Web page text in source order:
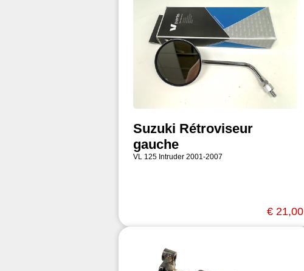
Suzuki Rétroviseur
gauche
VL 125 Intruder 2001-2007
€ 21,00